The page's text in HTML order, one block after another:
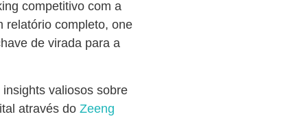
competitivo com a
relatório completo, one
de virada para a
valiosos sobre
através do Zeeng